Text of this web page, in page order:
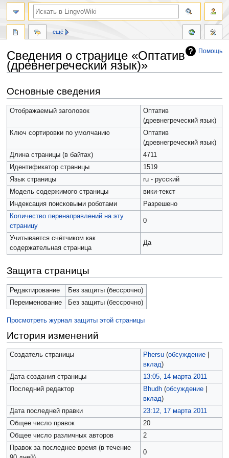
Помощь
Сведения о странице «Оптатив
(древнегреческий язык)»
к
навигации
к
поиску
Основные сведения
Отображаемый заголовок
Оптатив
(древнегреческий язык)
Ключ сортировки по умолчанию
Оптатив
(древнегреческий язык)
Длина страницы (в байтах)
4711
Идентификатор страницы
1519
Язык страницы
ru - русский
Модель содержимого страницы
вики-текст
Индексация поисковыми роботами
Разрешено
Количество перенаправлений на эту
страницу
0
Учитывается счётчиком как
содержательная страница
Да
Защита страницы
Редактирование
Без защиты (бессрочно)
Переименование
Без защиты (бессрочно)
Просмотреть журнал защиты этой страницы
История изменений
Создатель страницы Phersu (обсуждение|
вклад)
Дата создания страницы
13:05, 14 марта 2011
Последний редактор
Bhudh (обсуждение|
вклад)
Дата последней правки
23:12, 17 марта 2011
Общее число правок
20
Общее число различных авторов
2
Правок за последнее время (в течение
0
ещё